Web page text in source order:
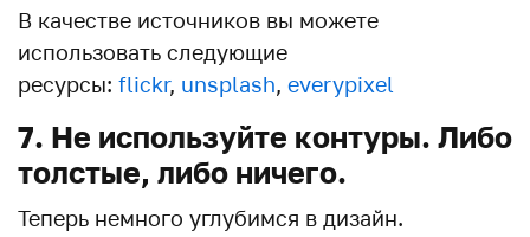
В качестве источников вы можете
использовать следующие
ресурсы: flickr, unsplash, everypixel
7. Не используйте контуры. Либо
толстые, либо ничего.
Теперь немного углубимся в дизайн.